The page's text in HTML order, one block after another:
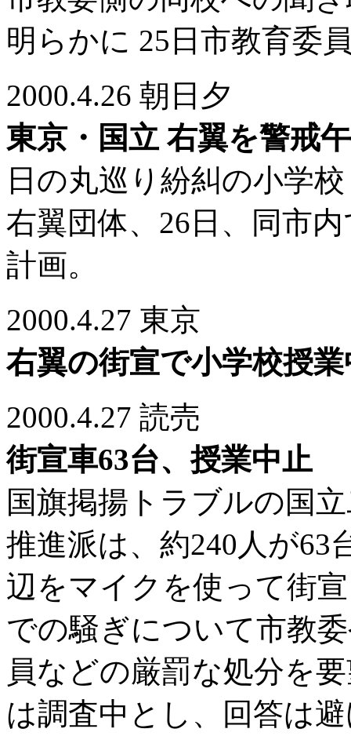
明らかに 25日市教育委
2000.4.26 朝日夕
東京・国立 右翼を警戒
日の丸巡り紛糾の小学校
右翼団体、26日、同市
計画。
2000.4.27 東京
右翼の街宣で小学校授
2000.4.27 読売
街宣車63台、授業中止
国旗掲揚トラブルの国
推進派は、約240人が63
辺をマイクを使って街
での騒ぎについて市教
員などの厳罰な処分を
は調査中とし、回答は